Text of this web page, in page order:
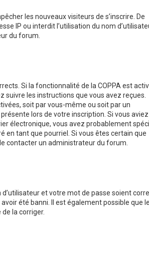
les nouveaux visiteurs de s’inscrire. De
IP ou interdit l’utilisation du nom
du forum.
Si la fonctionnalité de la COPPA est
suivre les instructions que vous avez reçues.
soit par vous-même ou soit par un
lors de votre inscription. Si vous
électronique, vous avez probablement
en tant que pourriel. Si vous êtes certain que
contacter un administrateur du forum.
et votre mot de passe soient
été banni. Il est également possible que
la corriger.